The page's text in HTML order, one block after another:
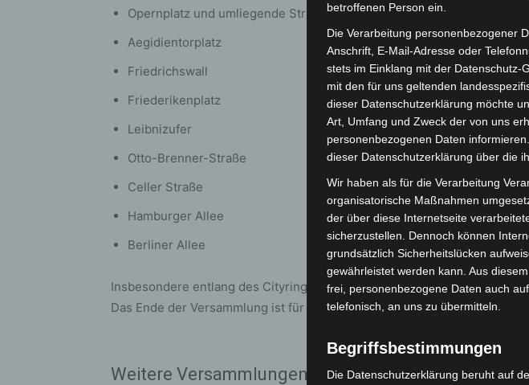
Opernplatz und umliegende Straßen
Aegidientorplatz
Friedrichswall
Friederikenplatz
Leibnizufer
Otto-Brenner-Straße
Celler Straße
Hamburger Allee
Berliner Allee
Insbesondere entlang des Cityrings ist mit erheblichen
Das Ende der Versammlung ist für 19:30 Uhr angezeigt.
Weitere Versammlungen und Fahrradgedenkfahrt
betroffenen Person ein.
Die Verarbeitung personenbezogener
Anschrift, E-Mail-Adresse oder
stets im Einklang mit der Datenschutz-
mit den für uns geltenden
dieser Datenschutzerklärung möchte
Art, Umfang und Zweck der von uns
personenbezogenen Daten
dieser Datenschutzerklärung über die
Wir haben als für die Verarbeitung
organisatorische Maßnahmen
der über diese Internetseite
sicherzustellen. Dennoch können
grundsätzlich Sicherheitslücken
gewährleistet werden kann. Aus
frei, personenbezogene Daten auch
telefonisch, an uns zu übermitteln.
Begriffsbestimmungen
Die Datenschutzerklärung beruht auf